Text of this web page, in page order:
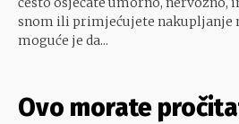
snom ili primjećujete nakupljanje
moguće je da...
Ovo morate